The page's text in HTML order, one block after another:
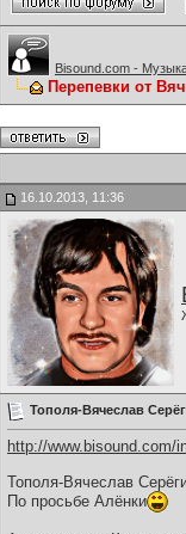
Bisound.com -
Перепевки от
16.10.2013, 11:36
Тополя-Вячеслав
http://www.bisound.com/
Тополя-Вячеслав
По просьбе Алёнки